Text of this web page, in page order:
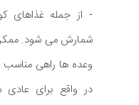
- از جمله غذاهای
شمارش می شود.
وعده ها راهی
در واقع برای